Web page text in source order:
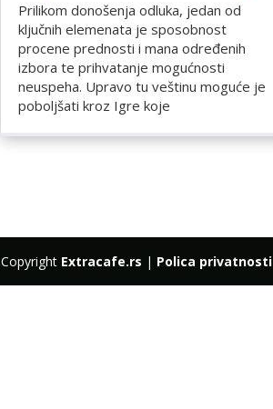
Prilikom donošenja odluka, jedan od
ključnih elemenata je sposobnost
procene prednosti i mana određenih
izbora te prihvatanje mogućnosti
neuspeha. Upravo tu veštinu moguće je
poboljšati kroz Igre koje
Copyright Extracafe.rs | Polica privatnosti